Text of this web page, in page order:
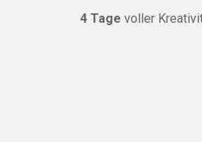
4 Tage voller